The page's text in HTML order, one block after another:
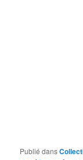
Publié dans